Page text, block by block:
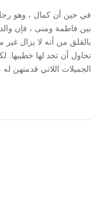
في حين أن كمال ، وهو
بين فاطمة ومنى ، فإن
بالقلق من أنه لا يزال
تحاول أن تجد لها
الجميلات اللاتي قدمتهن